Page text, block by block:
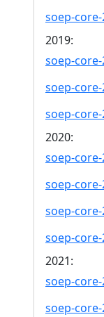
soep-
2019:
soep-
soep-
soep-
2020:
soep-core-
soep-core-
soep-core-
soep-
2021:
soep-
soep-